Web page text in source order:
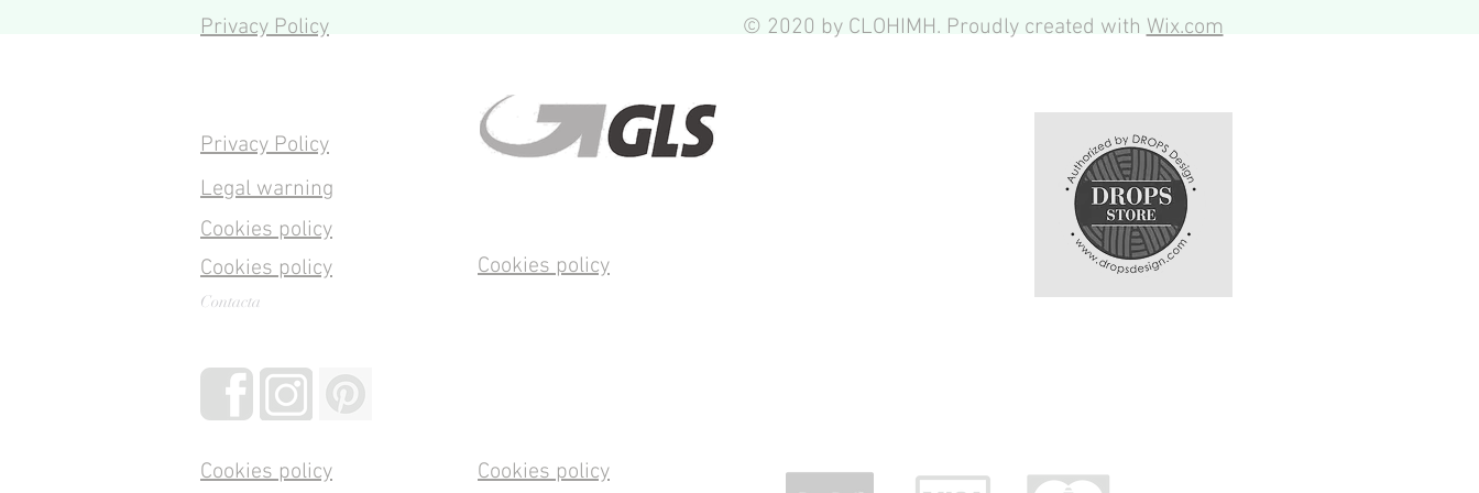
Privacy Policy © 2020 by CLOHIMH. Proudly created withWix.com
Privacy Policy
Legal warning
Cookies policy
Cookies policy
Contacta
Cookies policy
Cookies policy Cookies policy